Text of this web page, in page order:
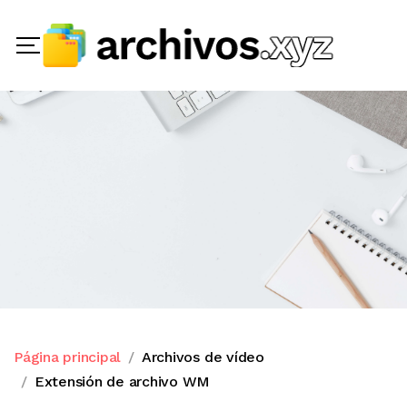
Página principal
Archivos de vídeo
Extensión de archivo WM